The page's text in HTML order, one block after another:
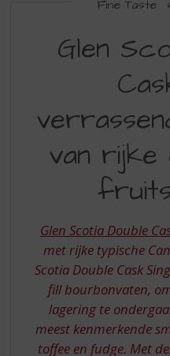
Fine Taste
SCOTIA
VERRASSENDE
HARMONIE
EN
KRUIDIGE
FRUITSMAKEN
Glen
van rijke
Glen Scotia Double
met rijke typische
Scotia Double Cask
fill bourbonvaten,
lagering te
meest kenmerkende
toffee en fudge. Met